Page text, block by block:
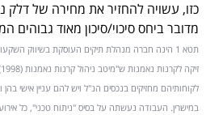
מדובר ביחס סיכוי/סיכון מאוד גבוהים
תטא 1 הינה חברה מנהלת תיקים העוסקת בשיווק
לקוחותיהם מחזיקים בנכסים הנ"ל ויש להם עניין אישי בהן
במישרין. העבודה נעשתה על בסיס "ניתוח טכני", כל